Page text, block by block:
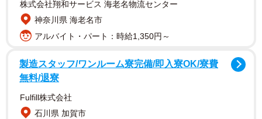
株式会社翔和サービス 海老名物流センター
神奈川県 海老名市
アルバイト・パート：時給1,350円～
製造スタッフ/ワンルーム寮完備/即入寮OK/寮費
無料/退寮
Fulfill株式会社
石川県 加賀市